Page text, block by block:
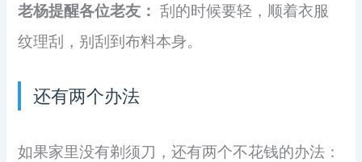
老杨提醒各位老友： 刮的时候要轻，顺着衣服
纹理刮，别刮到布料本身。
还有两个办法
如果家里没有剃须刀，还有两个不花钱的办法：